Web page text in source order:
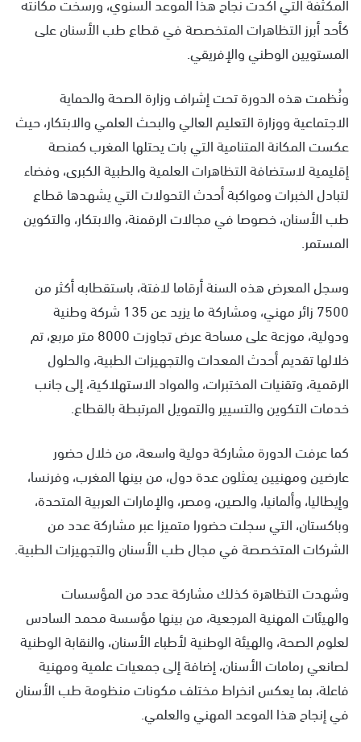
كأحد أبرز التظاهرات المتخصصة في قطاع طب الأسنان على
المستويين الوطني والإفريقي.
ونُظمت هذه الدورة تحت إشراف وزارة الصحة والحماية
الاجتماعية ووزارة التعليم العالي والبحث العلمي والابتكار، حيث
عكست المكانة المتنامية التي بات يحتلها المغرب كمنصة
إقليمية لاستضافة التظاهرات العلمية والطبية الكبرى، وفضاء
لتبادل الخبرات ومواكبة أحدث التحولات التي يشهدها قطاع
طب الأسنان، خصوصا في مجالات الرقمنة، والابتكار، والتكوين
المستمر.
وسجل المعرض هذه السنة أرقاما لافتة، باستقطابه أكثر من
7500 زائر مهني، ومشاركة ما يزيد عن 135 شركة وطنية
ودولية، موزعة على مساحة عرض تجاوزت 8000 متر مربع، تم
خلالها تقديم أحدث المعدات والتجهيزات الطبية، والحلول
الرقمية، وتقنيات المختبرات، والمواد الاستهلاكية، إلى جانب
خدمات التكوين والتسيير والتمويل المرتبطة بالقطاع.
كما عرفت الدورة مشاركة دولية واسعة، من خلال حضور
عارضين ومهنيين يمثلون عدة دول، من بينها المغرب، وفرنسا،
وإيطاليا، وألمانيا، والصين، ومصر، والإمارات العربية المتحدة،
وباكستان، التي سجلت حضورا متميزا عبر مشاركة عدد من
الشركات المتخصصة في مجال طب الأسنان والتجهيزات الطبية.
وشهدت التظاهرة كذلك مشاركة عدد من المؤسسات
والهيئات المهنية المرجعية، من بينها مؤسسة محمد السادس
لعلوم الصحة، والهيئة الوطنية لأطباء الأسنان، والنقابة الوطنية
لصانعي رمامات الأسنان، إضافة إلى جمعيات علمية ومهنية
فاعلة، بما يعكس انخراط مختلف مكونات منظومة طب الأسنان
في إنجاح هذا الموعد المهني والعلمي.